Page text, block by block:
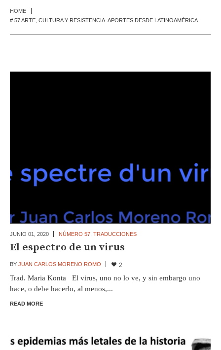
HOME
# 57 ARTE, CULTURA Y RESISTENCIA. APORTES DESDE LATINOAMÉRICA
JUNIO 01, 2020 NÚMERO 57, TRADUCCIONES
El espectro de un virus
BY JUAN CARLOS MORENO ROMO 2
Trad. Maria Konta El virus, uno no lo ve, y sin embargo uno
hace, o debe hacerlo, al menos,...
READ MORE